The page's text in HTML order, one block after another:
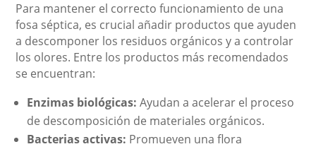
Para mantener el correcto funcionamiento de una
fosa séptica, es crucial añadir productos que ayuden
a descomponer los residuos orgánicos y a controlar
los olores. Entre los productos más recomendados
se encuentran:
Enzimas biológicas: Ayudan a acelerar el proceso
de descomposición de materiales orgánicos.
Bacterias activas: Promueven una flora